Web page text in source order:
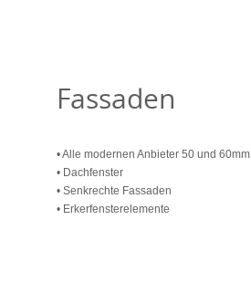
Fassaden
• Alle modernen Anbieter 50 und 60mm
• Dachfenster
• Senkrechte Fassaden
• Erkerfensterelemente